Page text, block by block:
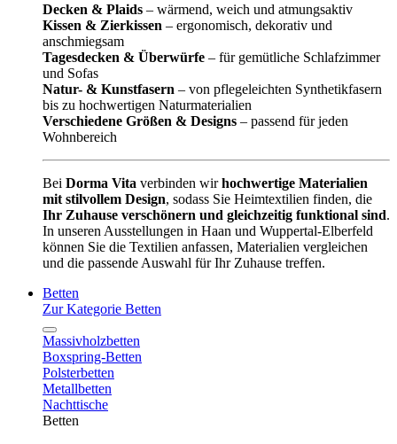
Decken & Plaids – wärmend, weich und atmungsaktiv
Kissen & Zierkissen – ergonomisch, dekorativ und
anschmiegsam
Tagesdecken & Überwürfe – für gemütliche Schlafzimmer
und Sofas
Natur- & Kunstfasern – von pflegeleichten Synthetikfasern
bis zu hochwertigen Naturmaterialien
Verschiedene Größen & Designs – passend für jeden
Wohnbereich
Bei Dorma Vita verbinden wirhochwertige Materialien
mit stilvollem Design, sodass Sie Heimtextilien finden, die
Ihr Zuhause verschönern und gleichzeitig funktional sind.
In unseren Ausstellungen in Haan und Wuppertal-Elberfeld
können Sie die Textilien anfassen, Materialien vergleichen
und die passende Auswahl für Ihr Zuhause treffen.
Betten
Zur Kategorie Betten
Massivholzbetten
Boxspring-Betten
Polsterbetten
Metallbetten
Nachttische
Betten